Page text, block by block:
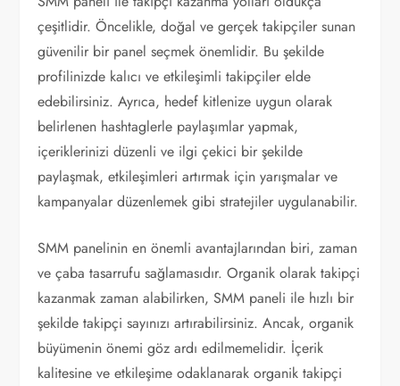
çeşitlidir. Öncelikle, doğal ve gerçek takipçiler sunan
güvenilir bir panel seçmek önemlidir. Bu şekilde
profilinizde kalıcı ve etkileşimli takipçiler elde
edebilirsiniz. Ayrıca, hedef kitlenize uygun olarak
belirlenen hashtaglerle paylaşımlar yapmak,
içeriklerinizi düzenli ve ilgi çekici bir şekilde
paylaşmak, etkileşimleri artırmak için yarışmalar ve
kampanyalar düzenlemek gibi stratejiler uygulanabilir.
SMM panelinin en önemli avantajlarından biri, zaman
ve çaba tasarrufu sağlamasıdır. Organik olarak takipçi
kazanmak zaman alabilirken, SMM paneli ile hızlı bir
şekilde takipçi sayınızı artırabilirsiniz. Ancak, organik
büyümenin önemi göz ardı edilmemelidir. İçerik
kalitesine ve etkileşime odaklanarak organik takipçi